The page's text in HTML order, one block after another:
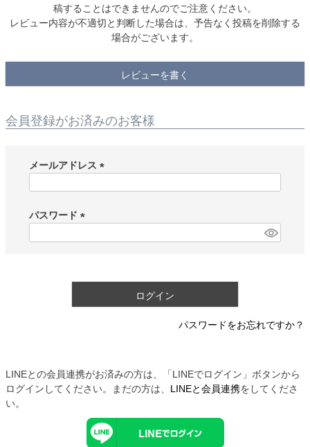
稿することはできませんのでご注意ください。
レビュー内容が不適切と判断した場合は、予告なく投稿を削除する
場合がございます。
レビューを書く
会員登録がお済みのお客様
メールアドレス
)
パスワード
ログイン
パスワードをお忘れですか？
LINEとの会員連携がお済みの方は、「LINEでログイン」ボタンから
ログインしてください。まだの方は、 LINEと会員連携をしてくださ
い。